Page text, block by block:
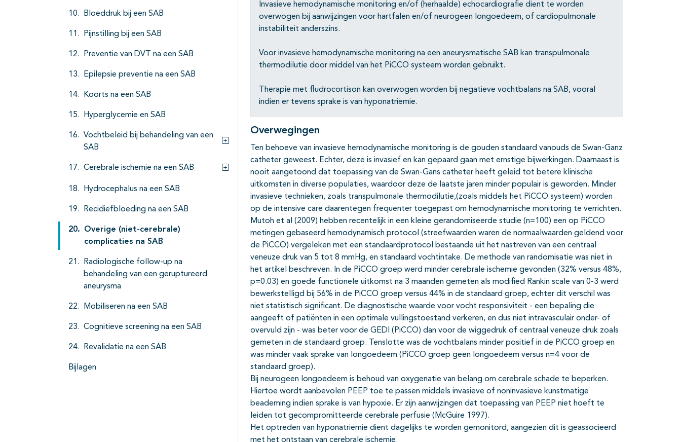
Bloeddruk bij een SAB
Pijnstilling bij een SAB
Preventie van DVT na een SAB
Epilepsie preventie na een SAB
Koorts na een SAB
Hyperglycemie en SAB
Vochtbeleid bij behandeling van een
SAB
Cerebrale ischemie na een SAB
Subpagina's open- en dichtklappen
Hydrocephalus na een SAB
Recidiefbloeding na een SAB
Overige (niet-cerebrale)
complicaties na SAB
Radiologische follow-up na
behandeling van een geruptureerd
aneurysma
Mobiliseren na een SAB
Cognitieve screening na een SAB
Revalidatie na een SAB
Bijlagen
Invasieve hemodynamische monitoring en/of (herhaalde) echocardiografie dient te worden
overwogen bij aanwijzingen voor hartfalen en/of neurogeen longoedeem, of cardiopulmonale
instabiliteit anderszins.
Voor invasieve hemodynamische monitoring na een aneurysmatische SAB kan transpulmonale
thermodilutie door middel van het PiCCO systeem worden gebruikt.
Therapie met fludrocortison kan overwogen worden bij negatieve vochtbalans na SAB, vooral
indien er tevens sprake is van hyponatriëmie.
Overwegingen
Ten behoeve van invasieve hemodynamische monitoring is de gouden standaard vanouds de Swan-Ganz
catheter geweest. Echter, deze is invasief en kan gepaard gaan met ernstige bijwerkingen. Daarnaast is
nooit aangetoond dat toepassing van de Swan-Gans catheter heeft geleid tot betere klinische
uitkomsten in diverse populaties, waardoor deze de laatste jaren minder populair is geworden. Minder
invasieve technieken, zoals transpulmonale thermodilutie,(zoals middels het PiCCO systeem) worden
op de intensive care daarentegen frequenter toegepast om hemodynamische monitoring te verrichten.
Mutoh et al (2009) hebben recentelijk in een kleine gerandomiseerde studie (n=100) een op PiCCO
metingen gebaseerd hemodynamisch protocol (streefwaarden waren de normaalwaarden geldend voor
de PiCCO) vergeleken met een standaardprotocol bestaande uit het nastreven van een centraal
veneuze druk van 5 tot 8 mmHg, en standaard vochtintake. De methode van randomisatie was niet in
het artikel beschreven. In de PiCCO groep werd minder cerebrale ischemie gevonden (32% versus 48%,
p=0.03) en goede functionele uitkomst na 3 maanden gemeten als modified Rankin scale van 0-3 werd
bewerkstelligd bij 56% in de PiCCO groep versus 44% in de standaard groep, echter dit verschil was
niet statistisch significant. De diagnostische waarde voor vocht responsiviteit - een bepaling die
aangeeft of patiënten in een optimale vullingstoestand verkeren, en dus niet intravasculair onder- of
overvuld zijn - was beter voor de GEDI (PiCCO) dan voor de wiggedruk of centraal veneuze druk zoals
gemeten in de standaard groep. Tenslotte was de vochtbalans minder positief in de PiCCO groep en
was minder vaak sprake van longoedeem (PiCCO groep geen longoedeem versus n=4 voor de
standaard groep).
Bij neurogeen longoedeem is behoud van oxygenatie van belang om cerebrale schade te beperken.
Hiertoe wordt aanbevolen PEEP toe te passen middels invasieve of noninvasieve kunstmatige
beademing indien sprake is van hypoxie. Er zijn aanwijzingen dat toepassing van PEEP niet hoeft te
leiden tot gecompromitteerde cerebrale perfusie (McGuire 1997).
Het optreden van hyponatriëmie dient dagelijks te worden gemonitord, aangezien dit is geassocieerd
met het ontstaan van cerebrale ischemie.